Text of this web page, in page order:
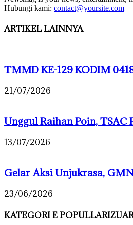
Hubungi kami: contact@yoursite.com
ARTIKEL LAINNYA
TMMD KE-129 KODIM
21/07/2026
Unggul Raihan Poin, TSAC
13/07/2026
Gelar Aksi Unjukrasa,
23/06/2026
KATEGORI E